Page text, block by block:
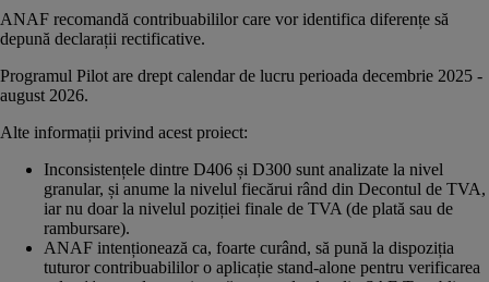
ANAF recomandă contribuabililor care vor identifica diferențe să
depună declarații rectificative.
Programul Pilot are drept calendar de lucru perioada decembrie 2025 -
august 2026.
Alte informații privind acest proiect:
Inconsistențele dintre D406 și D300 sunt analizate la nivel
granular, și anume la nivelul fiecărui rând din Decontul de TVA,
iar nu doar la nivelul poziției finale de TVA (de plată sau de
rambursare).
ANAF intenționează ca, foarte curând, să pună la dispoziția
tuturor contribuabililor o aplicație stand-alone pentru verificarea